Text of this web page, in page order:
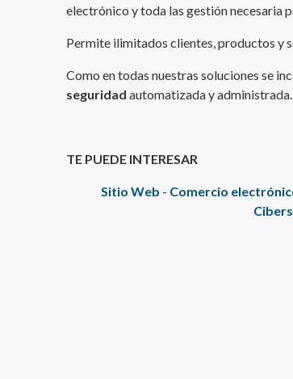
electrónico y toda las gestión necesaria
Permite ilimitados clientes, productos y
Como en todas nuestras soluciones se
seguridad automatizada y administrada.
TE PUEDE INTERESAR
Sitio Web - Comercio